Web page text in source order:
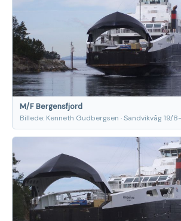
M/F Bergensfjord
Billede: Kenneth Gudbergsen · Sandvikvåg 19/